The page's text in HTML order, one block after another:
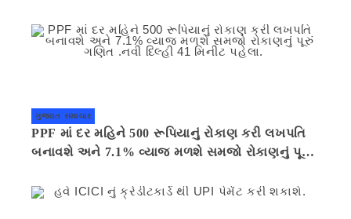
ગુજરાત સમાચાર
PPF માં દર મહિને 500 રૂપિયાનું રોકાણ કરી લખપતિ
બનાવશે અને 7.1% વ્યાજ મળશે સમજો રોકાણનું પૂરું